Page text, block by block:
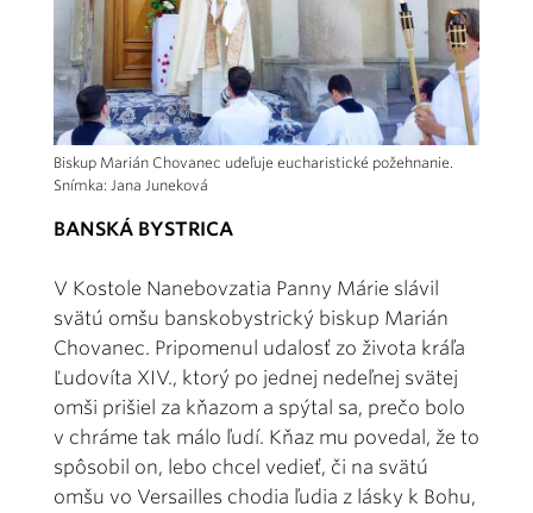
Biskup Marián Chovanec udeľuje eucharistické požehnanie.
Snímka: Jana Juneková
BANSKÁ BYSTRICA
V Kostole Nanebovzatia Panny Márie slávil
svätú omšu banskobystrický biskup Marián
Chovanec. Pripomenul udalosť zo života kráľa
Ľudovíta XIV., ktorý po jednej nedeľnej svätej
omši prišiel za kňazom a spýtal sa, prečo bolo
v chráme tak málo ľudí. Kňaz mu povedal, že to
spôsobil on, lebo chcel vedieť, či na svätú
omšu vo Versailles chodia ľudia z lásky k Bohu,